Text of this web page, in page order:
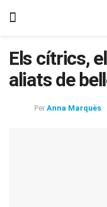
Els cítrics,
aliats de
Per Anna Marquès